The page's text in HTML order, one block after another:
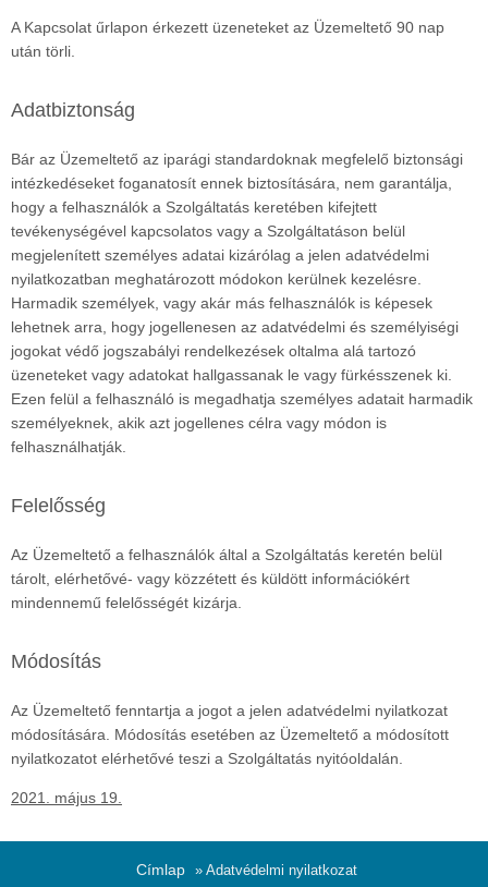
A Kapcsolat űrlapon érkezett üzeneteket az Üzemeltető 90 nap
után törli.
Adatbiztonság
Bár az Üzemeltető az iparági standardoknak megfelelő biztonsági
intézkedéseket foganatosít ennek biztosítására, nem garantálja,
hogy a felhasználók a Szolgáltatás keretében kifejtett
tevékenységével kapcsolatos vagy a Szolgáltatáson belül
megjelenített személyes adatai kizárólag a jelen adatvédelmi
nyilatkozatban meghatározott módokon kerülnek kezelésre.
Harmadik személyek, vagy akár más felhasználók is képesek
lehetnek arra, hogy jogellenesen az adatvédelmi és személyiségi
jogokat védő jogszabályi rendelkezések oltalma alá tartozó
üzeneteket vagy adatokat hallgassanak le vagy fürkésszenek ki.
Ezen felül a felhasználó is megadhatja személyes adatait harmadik
személyeknek, akik azt jogellenes célra vagy módon is
felhasználhatják.
Felelősség
Az Üzemeltető a felhasználók által a Szolgáltatás keretén belül
tárolt, elérhetővé- vagy közzétett és küldött információkért
mindennemű felelősségét kizárja.
Módosítás
Az Üzemeltető fenntartja a jogot a jelen adatvédelmi nyilatkozat
módosítására. Módosítás esetében az Üzemeltető a módosított
nyilatkozatot elérhetővé teszi a Szolgáltatás nyitóoldalán.
2021. május 19.
Címlap » Adatvédelmi nyilatkozat